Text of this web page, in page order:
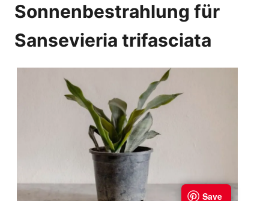
Sonnenbestrahlung für
Sansevieria trifasciata